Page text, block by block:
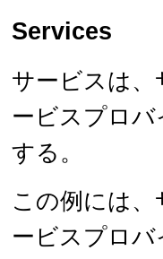
Services
サービスは
ービスプロ
する。
この例には
ービスプロ